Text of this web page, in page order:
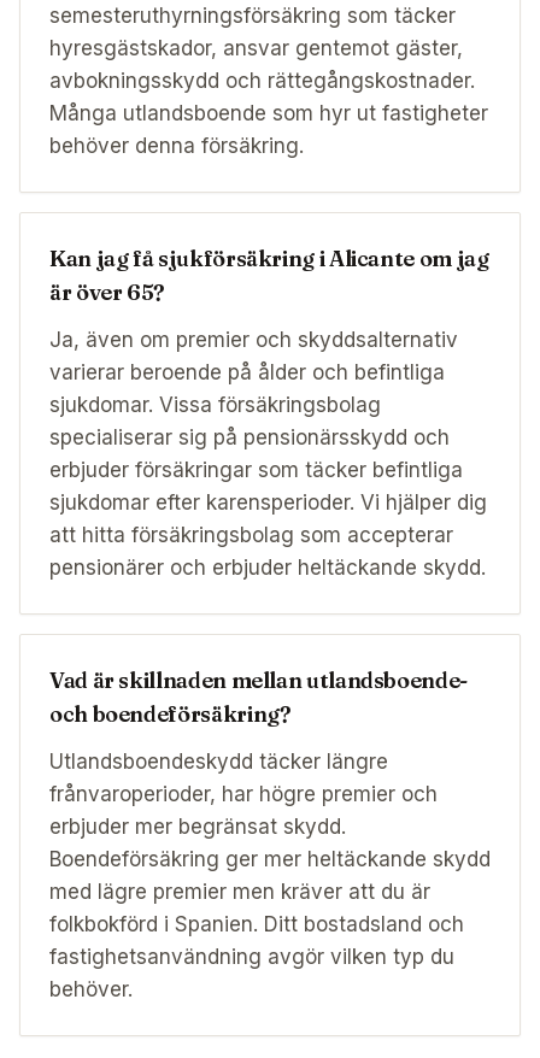
semesteruthyrningsförsäkring som täcker
hyresgästskador, ansvar gentemot gäster,
avbokningsskydd och rättegångskostnader.
Många utlandsboende som hyr ut fastigheter
behöver denna försäkring.
Kan jag få sjukförsäkring i Alicante om jag
är över 65?
Ja, även om premier och skyddsalternativ
varierar beroende på ålder och befintliga
sjukdomar. Vissa försäkringsbolag
specialiserar sig på pensionärsskydd och
erbjuder försäkringar som täcker befintliga
sjukdomar efter karensperioder. Vi hjälper dig
att hitta försäkringsbolag som accepterar
pensionärer och erbjuder heltäckande skydd.
Vad är skillnaden mellan utlandsboende-
och boendeförsäkring?
Utlandsboendeskydd täcker längre
frånvaroperioder, har högre premier och
erbjuder mer begränsat skydd.
Boendeförsäkring ger mer heltäckande skydd
med lägre premier men kräver att du är
folkbokförd i Spanien. Ditt bostadsland och
fastighetsanvändning avgör vilken typ du
behöver.